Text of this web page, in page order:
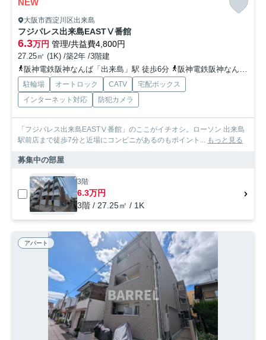
NEW
大阪市西淀川区出来島
フジパレス出来島EASTⅤ番館
6.3万円 管理/共益費4,800円
27.25㎡ (1K) /築2年 /3階建
阪神電鉄阪神なんば「出来島」駅 徒歩6分
阪神電鉄阪神なんば「福」駅 徒歩14分
駐輪場 オートロック CATV
宅配ボックス
インターネット対応
防犯カメラ
「フジパレス出来島EASTⅤ番館」のここがイチオシ。ローソン 出来島
駅前店まで徒歩7分と近場にコンビニがあるのもポイント... もっと見る
募集中の部屋
3階
6.3万円
3階 / 27.25㎡ / 1K
アパート